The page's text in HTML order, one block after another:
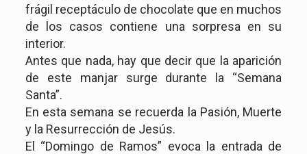
frágil receptáculo de chocolate que en muchos
de los casos contiene una sorpresa en su
interior.
Antes que nada, hay que decir que la aparición
de este manjar surge durante la “Semana
Santa”.
En esta semana se recuerda la Pasión, Muerte
y la Resurrección de Jesús.
El “Domingo de Ramos” evoca la entrada de